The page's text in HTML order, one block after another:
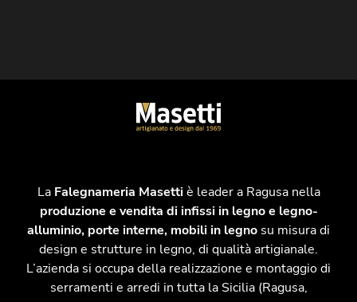
La Falegnameria Masettiè leader a Ragusa nella
produzione e vendita di infissi in legno e legno-
alluminio, porte interne, mobili in legno su misura di
design e strutture in legno, di qualità artigianale.
L’azienda si occupa della realizzazione e montaggio di
serramenti e arredi in tutta la Sicilia (Ragusa,